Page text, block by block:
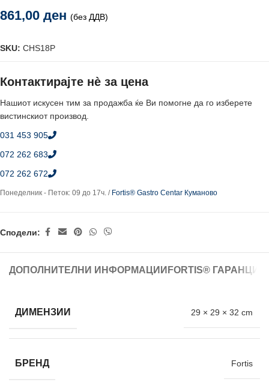
861,00 ден (без ДДВ)
SKU: CHS18P
Контактирајте нè за цена
Нашиот искусен тим за продажба ќе Ви помогне да го изберете
вистинскиот производ.
031 453 905
072 262 683
072 262 672
Понеделник - Петок: 09 до 17ч. / Fortis® Gastro Centar Куманово
Сподели:
ДОПОЛНИТЕЛНИ ИНФОРМАЦИИ FORTIS®
ДИМЕНЗИИ 29 × 29 × 32 cm
БРЕНД Fortis